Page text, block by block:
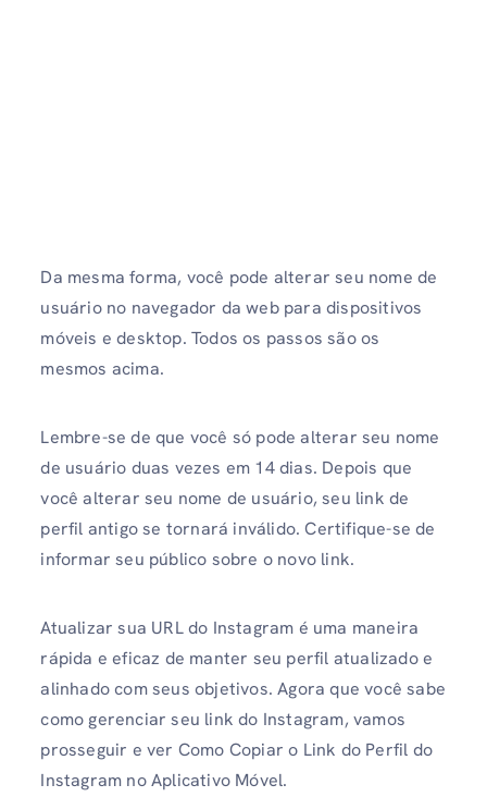
Da mesma forma, você pode alterar seu nome de
usuário no navegador da web para dispositivos
móveis e desktop. Todos os passos são os
mesmos acima.
Lembre-se de que você só pode alterar seu nome
de usuário duas vezes em 14 dias. Depois que
você alterar seu nome de usuário, seu link de
perfil antigo se tornará inválido. Certifique-se de
informar seu público sobre o novo link.
Atualizar sua URL do Instagram é uma maneira
rápida e eficaz de manter seu perfil atualizado e
alinhado com seus objetivos. Agora que você sabe
como gerenciar seu link do Instagram, vamos
prosseguir e ver Como Copiar o Link do Perfil do
Instagram no Aplicativo Móvel.